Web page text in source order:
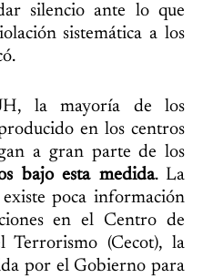
silencio ante lo que
sistemática a los
la mayoría de los
en los centros
a gran parte de los
bajo esta medida. La
poca información
en el Centro de
Terrorismo (Cecot), la
por el Gobierno para